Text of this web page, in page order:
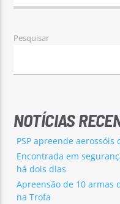
Pesquisar
NOTÍCIAS
PSP apreende aerossóis
Encontrada em
há dois dias
Apreensão de 10 armas
na Trofa